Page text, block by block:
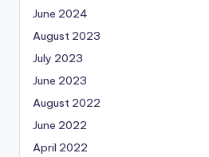
June 2024
August 2023
July 2023
June 2023
August 2022
June 2022
April 2022